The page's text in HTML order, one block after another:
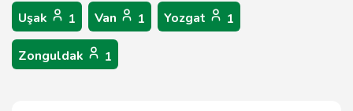
Uşak 1 Van 1 Yozgat 1
Zonguldak 1